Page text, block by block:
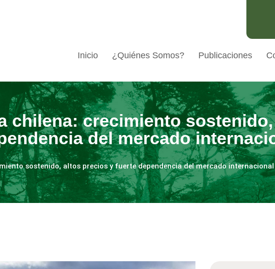
Inicio ¿Quiénes Somos? Publicaciones
chilena: crecimiento
del mercado
sostenido, altos precios y fuerte dependencia del mercado internacional